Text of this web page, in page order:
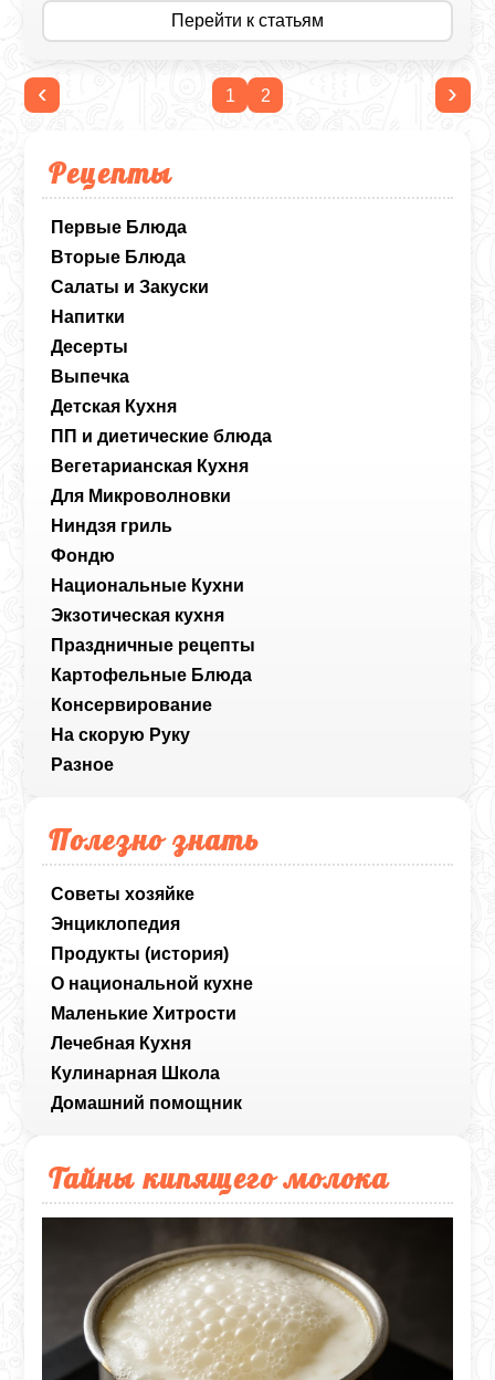
Рецепты
Первые Блюда
Вторые Блюда
Салаты и Закуски
Напитки
Десерты
Выпечка
Детская Кухня
ПП и диетические блюда
Вегетарианская Кухня
Для Микроволновки
Ниндзя гриль
Фондю
Национальные Кухни
Экзотическая кухня
Праздничные рецепты
Картофельные Блюда
Консервирование
На скорую Руку
Разное
Полезно знать
Советы хозяйке
Энциклопедия
Продукты (история)
О национальной кухне
Маленькие Хитрости
Лечебная Кухня
Кулинарная Школа
Домашний помощник
Тайны кипящего молока
Перейти к статьям
‹ 1 2 ›